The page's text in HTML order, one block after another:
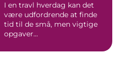
I en travl hverdag kan det
være udfordrende at finde
tid til de små, men vigtige
opgaver...